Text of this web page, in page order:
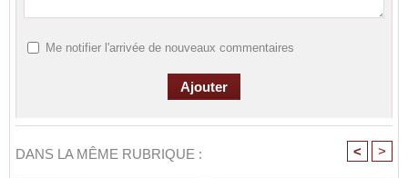
Me notifier l'arrivée de nouveaux commentaires
DANS LA MÊME RUBRIQUE : < >